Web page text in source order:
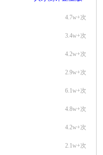
4.7w+次
3.4w+次
4.2w+次
2.9w+次
6.1w+次
4.8w+次
4.2w+次
2.1w+次